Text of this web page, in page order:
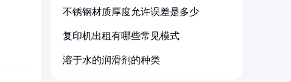
不锈钢材质厚度允许误差是多少
复印机出租有哪些常见模式
溶于水的润滑剂的种类